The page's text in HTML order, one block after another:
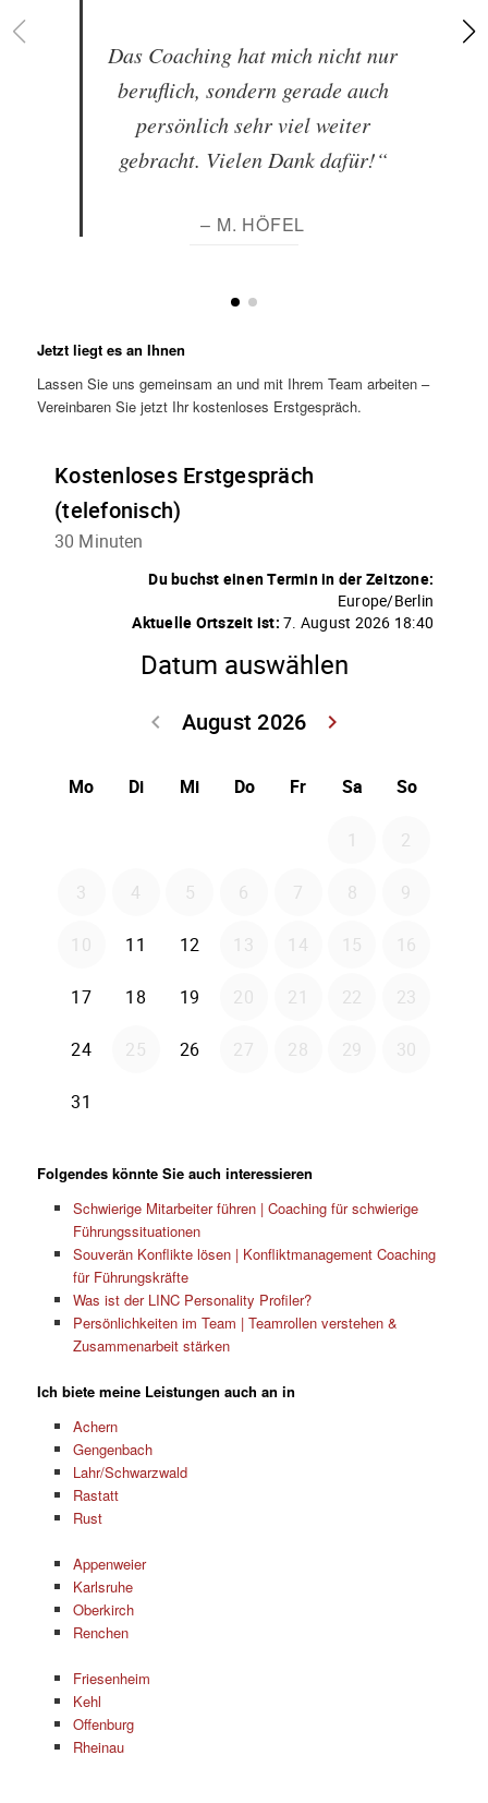
Das Coaching hat mich nicht nur
beruflich, sondern gerade auch
persönlich sehr viel weiter
gebracht. Vielen Dank dafür!“
– M. HÖFEL
Jetzt liegt es an Ihnen
Lassen Sie uns gemeinsam an und mit Ihrem Team arbeiten –
Vereinbaren Sie jetzt Ihr kostenloses Erstgespräch.
Folgendes könnte Sie auch interessieren
Schwierige Mitarbeiter führen | Coaching für schwierige
Führungssituationen
Souverän Konflikte lösen | Konfliktmanagement Coaching
für Führungskräfte
Was ist der LINC Personality Profiler?
Persönlichkeiten im Team | Teamrollen verstehen &
Zusammenarbeit stärken
Ich biete meine Leistungen auch an in
Achern
Gengenbach
Lahr/Schwarzwald
Rastatt
Rust
Appenweier
Karlsruhe
Oberkirch
Renchen
Friesenheim
Kehl
Offenburg
Rheinau